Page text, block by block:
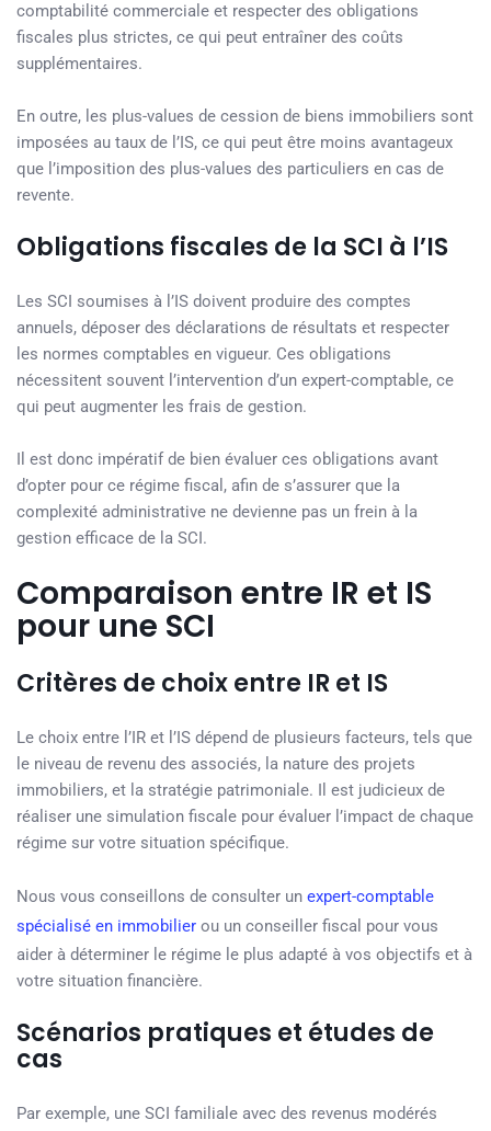
comptabilité commerciale et respecter des obligations
fiscales plus strictes, ce qui peut entraîner des coûts
supplémentaires.
En outre, les plus-values de cession de biens immobiliers sont
imposées au taux de l’IS, ce qui peut être moins avantageux
que l’imposition des plus-values des particuliers en cas de
revente.
Obligations fiscales de la SCI à l’IS
Les SCI soumises à l’IS doivent produire des comptes
annuels, déposer des déclarations de résultats et respecter
les normes comptables en vigueur. Ces obligations
nécessitent souvent l’intervention d’un expert-comptable, ce
qui peut augmenter les frais de gestion.
Il est donc impératif de bien évaluer ces obligations avant
d’opter pour ce régime fiscal, afin de s’assurer que la
complexité administrative ne devienne pas un frein à la
gestion efficace de la SCI.
Comparaison entre IR et IS
pour une SCI
Critères de choix entre IR et IS
Le choix entre l’IR et l’IS dépend de plusieurs facteurs, tels que
le niveau de revenu des associés, la nature des projets
immobiliers, et la stratégie patrimoniale. Il est judicieux de
réaliser une simulation fiscale pour évaluer l’impact de chaque
régime sur votre situation spécifique.
Nous vous conseillons de consulter un expert-comptable
spécialisé en immobilier ou un conseiller fiscal pour vous
aider à déterminer le régime le plus adapté à vos objectifs et à
votre situation financière.
Scénarios pratiques et études de
cas
Par exemple, une SCI familiale avec des revenus modérés